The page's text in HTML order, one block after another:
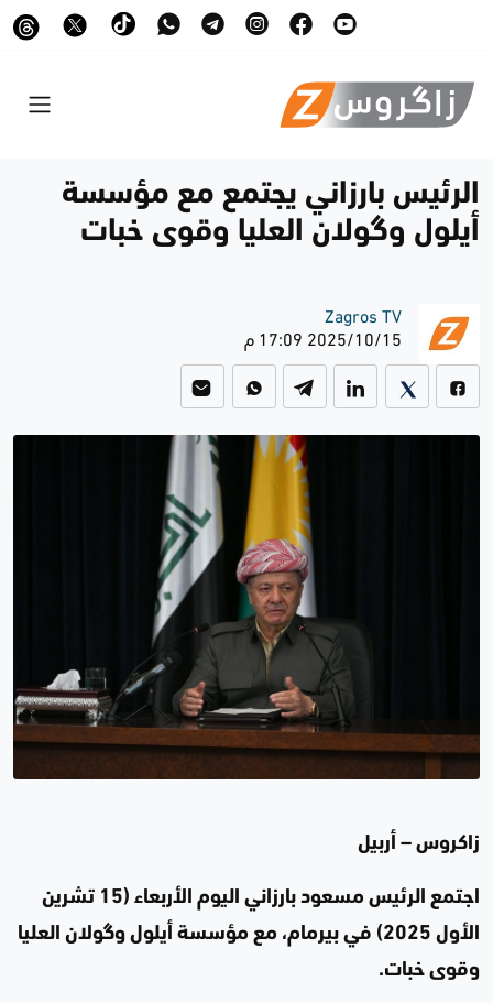
الرئيس بارزاني يجتمع مع مؤسسة
أيلول وگولان العليا وقوى خبات
Zagros TV
2025/10/15 17:09 م
زاكروس – أربيل
اجتمع الرئيس مسعود بارزاني اليوم الأربعاء (15 تشرين
الأول 2025) في بيرمام، مع مؤسسة أيلول وگولان العليا
وقوى خبات.